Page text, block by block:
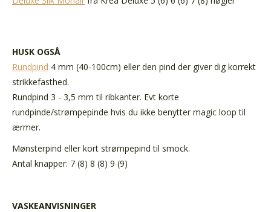
HUSK OGSÅ
Rundpind 4 mm (40-100cm) eller den pind der giver dig korrekt
strikkefasthed.
Rundpind 3 - 3,5 mm til ribkanter. Evt korte
rundpinde/strømpepinde hvis du ikke benytter magic loop til
ærmer.
Mønsterpind eller kort strømpepind til smock.
Antal knapper: 7 (8) 8 (8) 9 (9)
VASKEANVISNINGER